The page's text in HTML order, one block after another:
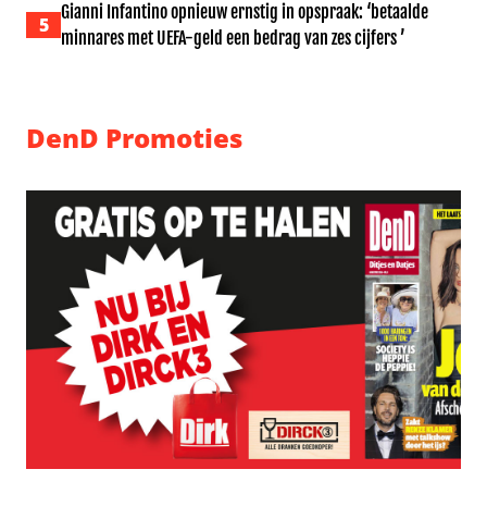
5
Gianni Infantino opnieuw ernstig in opspraak: ‘betaalde
minnares met UEFA-geld een bedrag van zes cijfers ’
DenD Promoties